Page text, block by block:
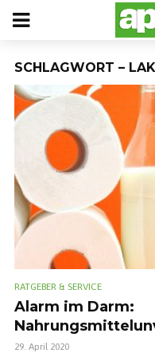
SCHLAGWORT –
RATGEBER & SERVICE
Alarm im Darm:
29. April 2020